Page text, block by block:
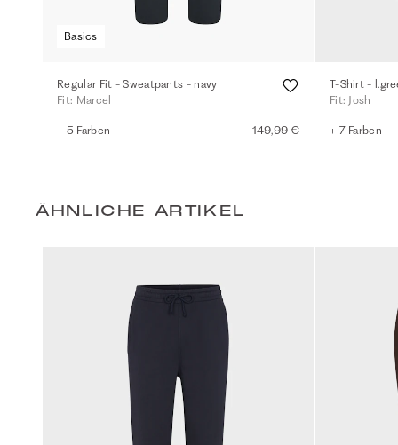
Basics
Regular Fit - Sweatpants - navy
Fit: Marcel
+ 5 Farben 149,99 €
T-Shirt -
Fit: Josh
+ 7 Farben
ÄHNLICHE ARTIKEL